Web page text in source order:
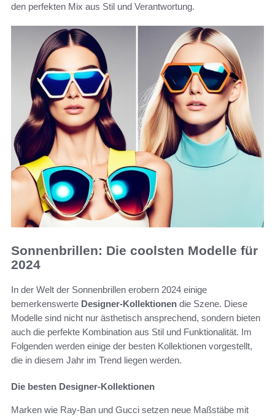
den perfekten Mix aus Stil und Verantwortung.
Sonnenbrillen: Die coolsten Modelle für
2024
In der Welt der Sonnenbrillen erobern 2024 einige
bemerkenswerte Designer-Kollektionen die Szene. Diese
Modelle sind nicht nur ästhetisch ansprechend, sondern bieten
auch die perfekte Kombination aus Stil und Funktionalität. Im
Folgenden werden einige der besten Kollektionen vorgestellt,
die in diesem Jahr im Trend liegen werden.
Die besten Designer-Kollektionen
Marken wie Ray-Ban und Gucci setzen neue Maßstäbe mit